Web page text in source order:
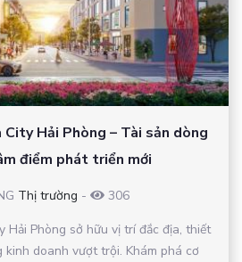
Hải Phòng – Tài sản dòng
điểm phát triển mới
Thị trường -
306
Hải Phòng sở hữu vị trí đắc địa, thiết
kinh doanh vượt trội. Khám phá cơ